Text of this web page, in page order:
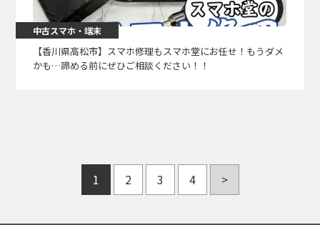
中古スマホ・端末
【香川県高松市】スマホ修理もスマホ堂にお任せ！もうダメ
かも…諦める前にぜひご相談ください！！
1 2 3 4 >